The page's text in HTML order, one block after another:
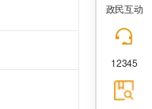
政民互动
12345